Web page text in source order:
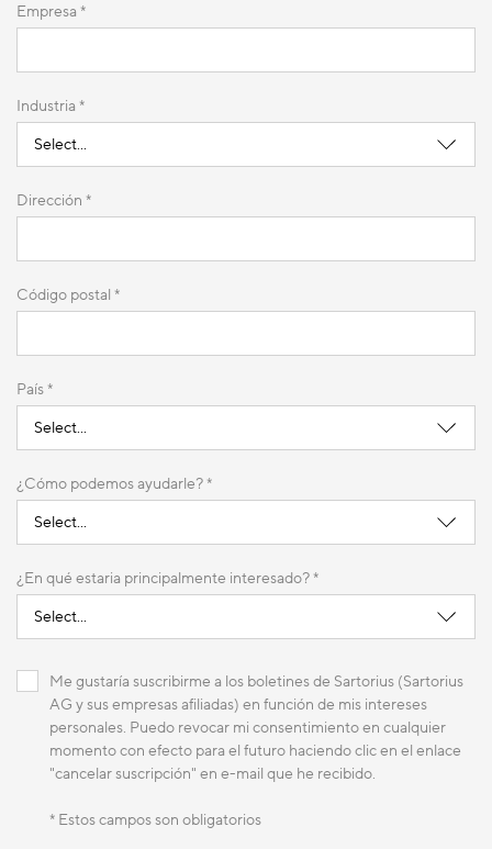
curva de
Volumen de
inyección
2–700 μL
Inyecciones
Desgasificación
línea
Control de
temperatura
del sistema
debajo de la temperatura
Tasa de datos
variable
1–40 Hz
Capacidades
automatización
supervisión
Función de
selección de
Sí
Empresa *
Industria *
Dirección *
Código postal *
País *
¿Cómo podemos ayudarle? *
¿En qué estaria principalmente interesado? *
Me gustaría suscribirme a los boletines de Sartorius (Sartorius
AG y sus empresas afiliadas) en función de mis intereses
personales. Puedo revocar mi consentimiento en cualquier
momento con efecto para el futuro haciendo clic en el enlace
"cancelar suscripción" en e-mail que he recibido.
* Estos campos son obligatorios